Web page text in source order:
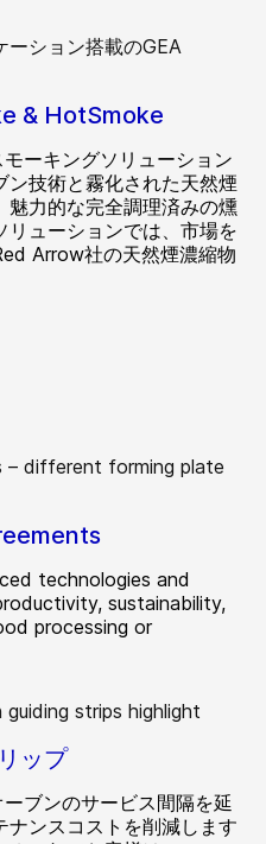
& HotSmoke
ーキングソリューション
ン技術と霧化された天然煙
魅力的な完全調理済みの燻
ューションでは、市場を
Arrow社の天然煙濃縮物
technologies and
sustainability,
processing or
ップ
ブンのサービス間隔を延
ンスコストを削減します